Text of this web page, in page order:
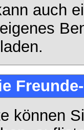
auch
können